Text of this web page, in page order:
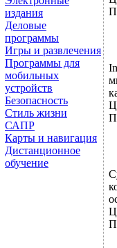
издания
Деловые
программы
Игры и развлечения
Программы для
мобильных
устройств
Безопасность
Стиль жизни
САПР
Карты и навигация
Дистанционное
обучение